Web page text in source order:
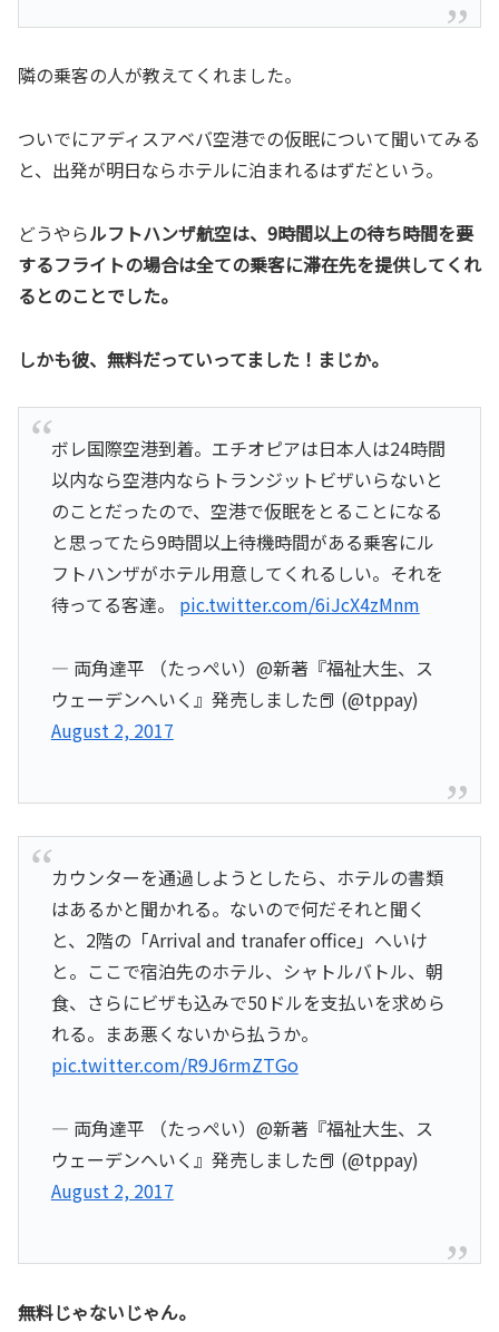
隣の乗客の人が教えてくれました。
ついでにアディスアベバ空港での仮眠について聞いてみる
と、出発が明日ならホテルに泊まれるはずだという。
どうやらルフトハンザ航空は、9時間以上の待ち時間を要
するフライトの場合は全ての乗客に滞在先を提供してくれ
るとのことでした。
しかも彼、無料だっていってました！まじか。
ボレ国際空港到着。エチオピアは日本人は24時間
以内なら空港内ならトランジットビザいらないと
のことだったので、空港で仮眠をとることになる
と思ってたら9時間以上待機時間がある乗客にル
フトハンザがホテル用意してくれるしい。それを
待ってる客達。 pic.twitter.com/6iJcX4zMnm
— 両角達平 （たっぺい）@新著『福祉大生、ス
ウェーデンへいく』発売しました📕 (@tppay)
August 2, 2017
カウンターを通過しようとしたら、ホテルの書類
はあるかと聞かれる。ないので何だそれと聞く
と、2階の「Arrival and tranafer office」へいけ
と。ここで宿泊先のホテル、シャトルバトル、朝
食、さらにビザも込みで50ドルを支払いを求めら
れる。まあ悪くないから払うか。
pic.twitter.com/R9J6rmZTGo
— 両角達平 （たっぺい）@新著『福祉大生、ス
ウェーデンへいく』発売しました📕 (@tppay)
August 2, 2017
無料じゃないじゃん。